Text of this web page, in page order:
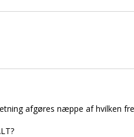
afgøres næppe af hvilken